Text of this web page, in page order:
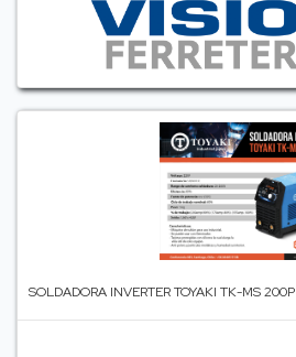
SOLDADORA INVERTER TOYAKI TK-MS 200P